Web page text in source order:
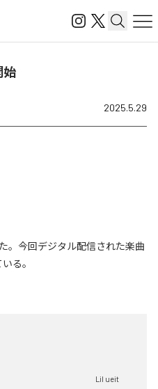
始
2025.5.29
。今回デジタル配信された楽曲
る。
Lil ueit